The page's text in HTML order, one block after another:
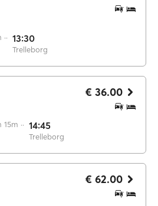
13:30
Trelleborg
15m ·· 14:45
Trelleborg
€ 36.00
€ 62.00